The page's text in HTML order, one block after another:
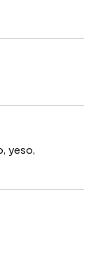
yeso,